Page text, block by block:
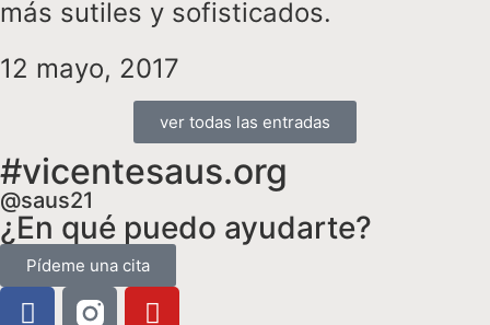
más sutiles y sofisticados.
12 mayo, 2017
ver todas las entradas
#vicentesaus.org
@saus21
¿En qué puedo ayudarte?
Pídeme una cita